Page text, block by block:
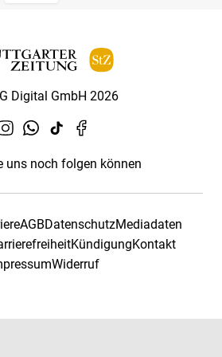
Digital GmbH 2026
uns noch folgen können
AGBDatenschutzMediadaten
KündigungKontakt
Widerruf